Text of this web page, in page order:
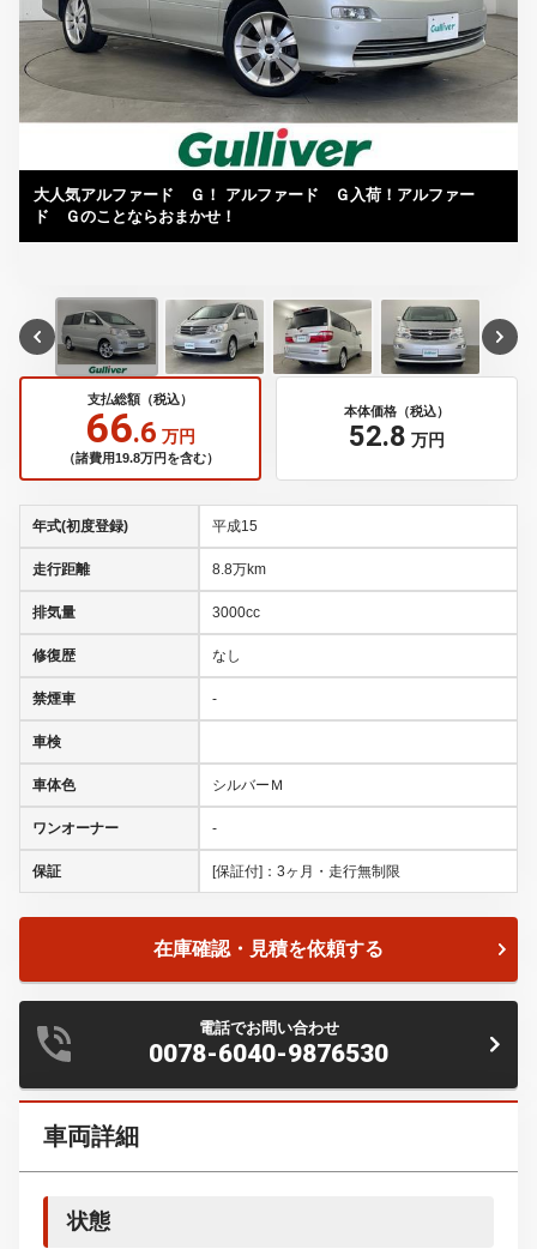
大人気アルファード Ｇ！ アルファード Ｇ入荷！アルファー
ド Ｇのことならおまかせ！
支払総額（税込）
66.6 万円
（諸費用19.8万円を含む）
本体価格（税込）
52.8 万円
年式(初度登録) 平成15
走行距離 8.8万km
排気量 3000cc
修復歴 なし
禁煙車 -
車検
車体色 シルバーＭ
ワンオーナー -
保証 [保証付]：3ヶ月・走行無制限
在庫確認・見積を依頼する
電話でお問い合わせ
0078-6040-9876530
車両詳細
状態